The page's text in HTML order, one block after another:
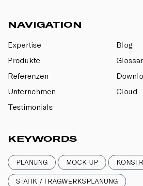
NAVIGATION
Expertise
Produkte
Referenzen
Unternehmen
Testimonials
Blog
Glossar
Cloud
KEYWORDS
PLANUNG MOCK-UP
STATIK / TRAGWERKSPLANUNG